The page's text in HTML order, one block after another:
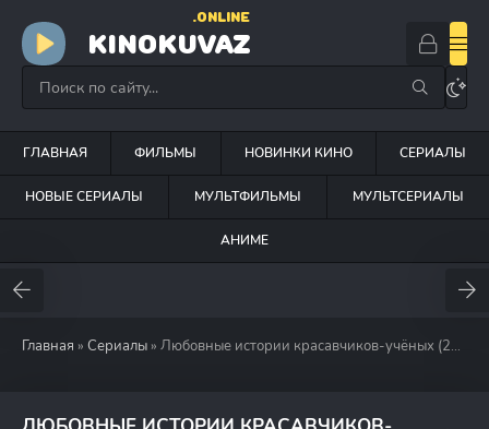
KINOKUVAZ
.ONLINE
ГЛАВНАЯ ФИЛЬМЫ НОВИНКИ КИНО СЕРИАЛЫ
НОВЫЕ СЕРИАЛЫ МУЛЬТФИЛЬМЫ МУЛЬТСЕРИАЛЫ
АНИМЕ
Главная » Сериалы » Любовные истории красавчиков-учёных (2023)